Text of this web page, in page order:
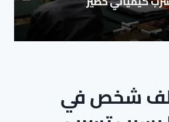
40 ألف شخص في